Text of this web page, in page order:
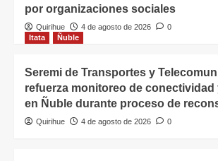
por organizaciones sociales
Quirihue 4 de agosto de 2026
0
Itata
Ñuble
Seremi de Transportes y
refuerza monitoreo de
en Ñuble durante proceso de
Quirihue 4 de agosto de 2026 0